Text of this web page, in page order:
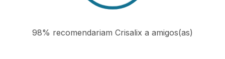
98% recomendariam Crisalix a amigos(as)